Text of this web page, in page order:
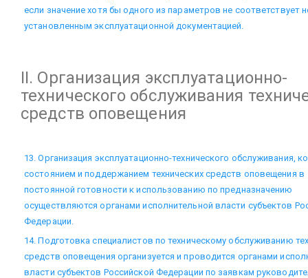
если значение хотя бы одного из параметров не соответствует
установленным эксплуатационной документацией.
II. Организация эксплуатационно-
технического обслуживания
средств оповещения
13. Организация эксплуатационно-технического обслуживания,
состоянием и поддержанием технических средств оповещения в
постоянной готовности к использованию по предназначению
осуществляются органами исполнительной власти субъектов
Федерации.
14. Подготовка специалистов по техническому обслуживанию
средств оповещения организуется и проводится органами
власти субъектов Российской Федерации по заявкам